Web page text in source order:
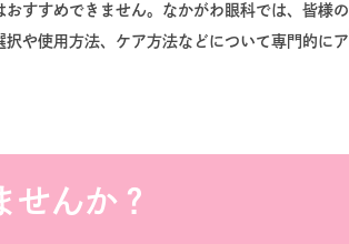
すすめできません。なかがわ眼科では、皆様の
や使用方法、ケア方法などについて専門的にア
せんか？